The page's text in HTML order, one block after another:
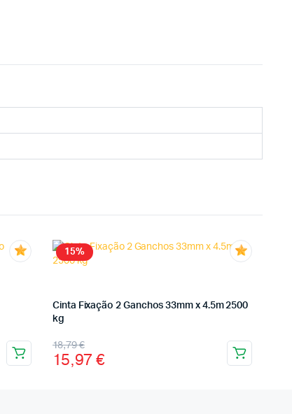
15%
Cinta Fixação 2 Ganchos 33mm x 4.5m 2500
kg
18,79€
15,97 €